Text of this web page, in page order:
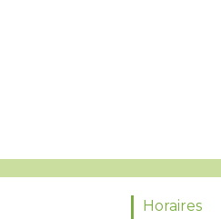
Horaires